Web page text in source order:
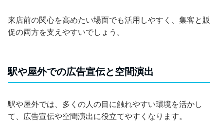
来店前の関心を高めたい場面でも活用しやすく、集客と販
促の両方を支えやすいでしょう。
駅や屋外での広告宣伝と空間演出
駅や屋外では、多くの人の目に触れやすい環境を活かし
て、広告宣伝や空間演出に役立てやすくなります。